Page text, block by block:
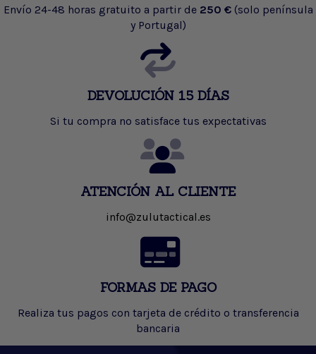
Envío 24-48 horas gratuito a partir de 250 € (solo península
y Portugal)
DEVOLUCIÓN 15 DÍAS
Si tu compra no satisface tus expectativas
ATENCIÓN AL CLIENTE
info@zulutactical.es
FORMAS DE PAGO
Realiza tus pagos con tarjeta de crédito o transferencia
bancaria